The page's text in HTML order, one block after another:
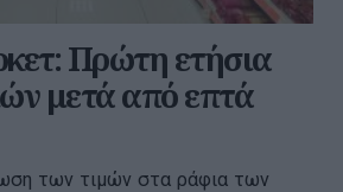
Πρώτη ετήσια
μετά από επτά
των τιμών στα ράφια των